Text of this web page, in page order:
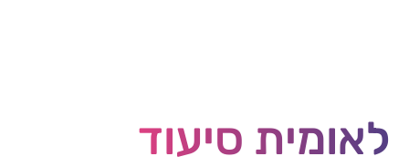
לאומית סיעוד